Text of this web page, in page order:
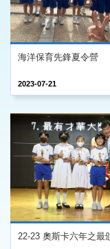
海洋保育先鋒夏令營
2023-07-21
22-23 奧斯卡六年之最